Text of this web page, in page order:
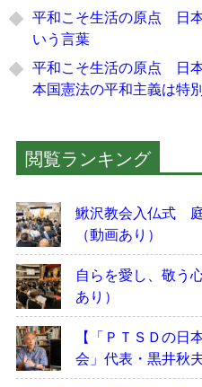
平和こそ生活の原点 日
いう言葉
平和こそ生活の原点 日
本国憲法の平和主義は特
閲覧ランキング
鰍沢教会入仏式
（動画あり）
自らを愛し、敬う
あり）
【「ＰＴＳＤの日
会」代表・黒井秋